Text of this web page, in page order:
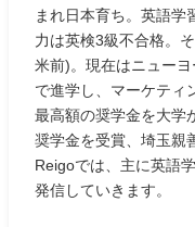
まれ日本育ち。英語学
力は英検3級不合格。
米前)。現在はニュー
で進学し、マーケティ
最高額の奨学金を大学
奨学金を受賞、埼玉親
Reigoでは、主に英語
発信していきます。